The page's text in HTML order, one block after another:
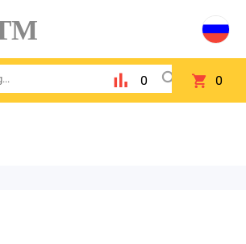
0 0